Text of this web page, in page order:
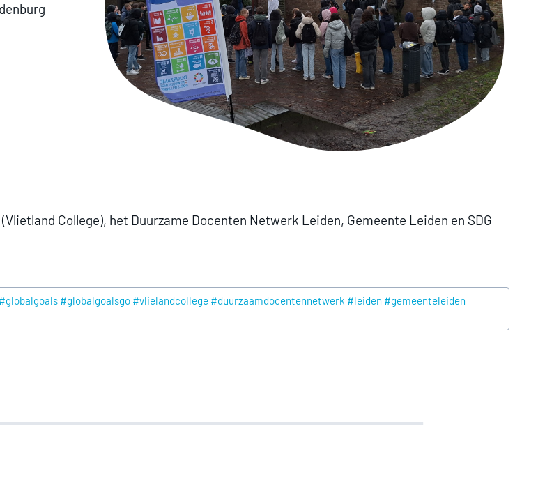
College), het Duurzame Docenten Netwerk Leiden, Gemeente Leiden en SDG
#globalgoalsgo #vlielandcollege #duurzaamdocentennetwerk #leiden #gemeenteleiden